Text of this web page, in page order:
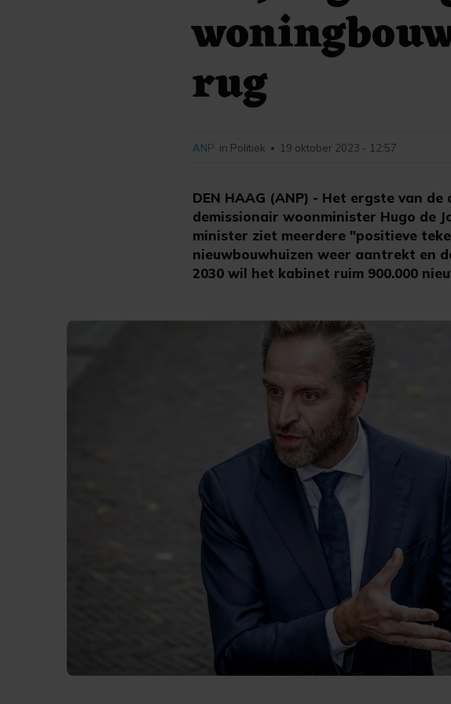
rug
DEN HAAG (ANP) - Het ergste van
demissionair woonminister Hugo de
minister ziet meerdere "positieve
nieuwbouwhuizen weer aantrekt en
2030 wil het kabinet ruim 900.000
ANP in Politiek • 19 oktober 2023 - 12:57